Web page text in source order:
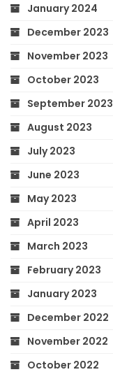
January 2024
December 2023
November 2023
October 2023
September 2023
August 2023
July 2023
June 2023
May 2023
April 2023
March 2023
February 2023
January 2023
December 2022
November 2022
October 2022